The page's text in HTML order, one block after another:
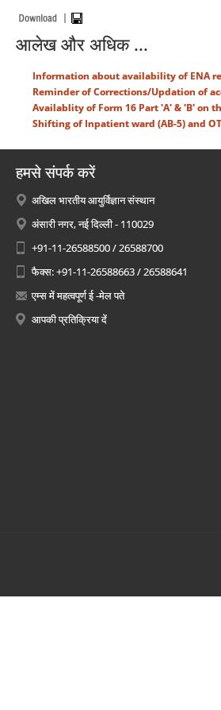
आलेख और अधिक ...
Information about availability of ENA
Reminder of Corrections/Updation of
Availablity of Form 16 Part 'A' & 'B' on
Shifting of Inpatient ward (AB-5) and
हमसे संपर्क करें
अखिल भारतीय आयुर्विज्ञान संस्थान
अंसारी नगर, नई दिल्ली - 110029
+91-11-26588500 / 26588700
फैक्स: +91-11-26588663 / 26588641
एम्स में महत्वपूर्ण ई -मेल पते
आपकी प्रतिक्रिया दें